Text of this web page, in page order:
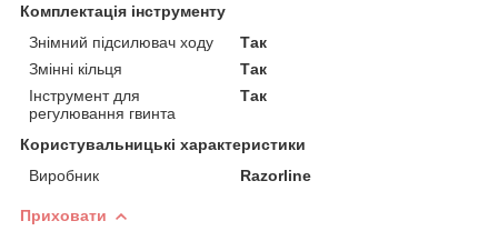
Комплектація інструменту
Знімний підсилювач ходу
Так
Змінні кільця
Так
Інструмент для
регулювання гвинта
Так
Користувальницькі характеристики
Виробник
Razorline
Приховати